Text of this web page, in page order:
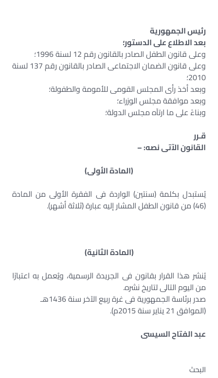
رئيس الجمهورية
بعد الاطلاع على الدستور؛
وعلى قانون الطفل الصادر بالقانون رقم 12 لسنة 1996؛
وعلى قانون الضمان الاجتماعى الصادر بالقانون رقم 137 لسنة
2010؛
وبعد أخذ رأى المجلس القومى للأمومة والطفولة؛
وبعد موافقة مجلس الوزراء؛
وبناءً على ما ارتآه مجلس الدولة؛
قـرر
القانون الآتى نصه: –
(المادة الأولى)
يُستبدل بكلمة (سنتين) الواردة فى الفقرة الأولى من المادة
(46) من قانون الطفل المشار إليه عبارة (ثلاثة أشهر).
(المادة الثانية)
يُنشر هذا القرار بقانون فى الجريدة الرسمية، ويُعمل به اعتبارًا
من اليوم التالى لتاريخ نشره.
صدر برئاسة الجمهورية فى غرة ربيع الآخر سنة 1436هـ
(الموافق 21 يناير سنة 2015م).
عبد الفتاح السيسى
البحث